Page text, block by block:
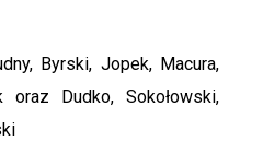
Byrski, Jopek, Macura,
Dudko, Sokołowski,